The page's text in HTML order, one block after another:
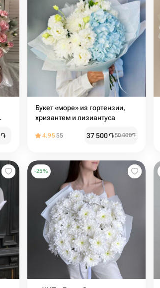
֏
Букет «море» из гортензии,
хризантем и лизиантуса
4.9555 37 500֏50 000֏
-25%